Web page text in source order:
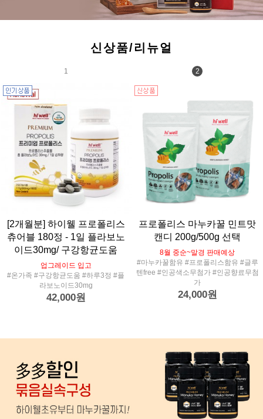
신상품/리뉴얼
1 2
[2개월분] 하이웰 프로폴리스
츄어블 180정 - 1일 플라보노
이드30mg/ 구강항균도움
업그레이드 입고
#온가족 #구강항균도움 #하루3정 #플
라보노이드30mg
42,000원
프로폴리스 마누카꿀 민트맛
캔디 200g/500g 선택
8월 중순~말경 판매예상
#마누카꿀함유 #프로폴리스함유 #글루
텐free #인공색소무첨가 #인공향료무첨
가
24,000원